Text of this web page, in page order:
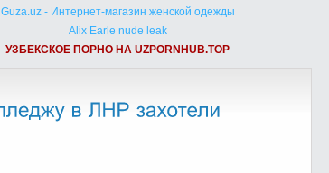
Guza.uz - Интернет-магазин женской одежды
Alix Earle nude leak
УЗБЕКСКОЕ ПОРНО НА UZPORNHUB.TOP